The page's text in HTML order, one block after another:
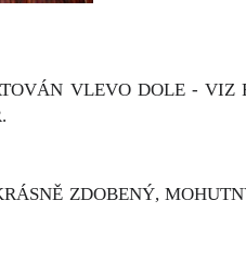
VLEVO DOLE - VIZ
ZDOBENÝ,